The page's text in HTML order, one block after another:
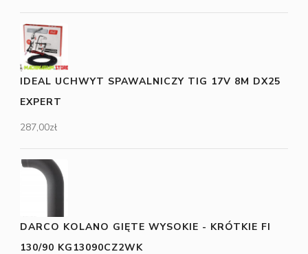
IDEAL UCHWYT SPAWALNICZY TIG 17V 8M DX25
EXPERT
287,00zł
DARCO KOLANO GIĘTE WYSOKIE - KRÓTKIE FI
130/90 KG13090CZ2WK